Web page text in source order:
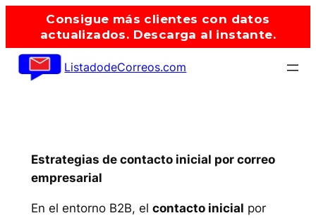
contenido
Consigue más clientes con datos
actualizados. Descarga al instante.
ListadodeCorreos.com
Estrategias de contacto inicial por correo
empresarial
En el entorno B2B, el contacto inicial por